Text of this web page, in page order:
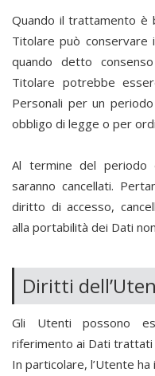
Quando il trattamento è
Titolare può conservare
quando detto
Titolare potrebbe
Personali per un
obbligo di legge o per
Al termine del periodo
saranno cancellati.
diritto di accesso,
alla portabilità dei Dati
Diritti
Gli Utenti possono
riferimento ai Dati trattati
In particolare, l’Utente